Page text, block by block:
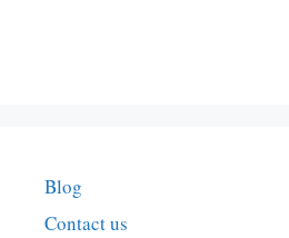
Blog
Contact us